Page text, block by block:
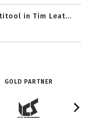
in Tim Leat...
GOLD PARTNER